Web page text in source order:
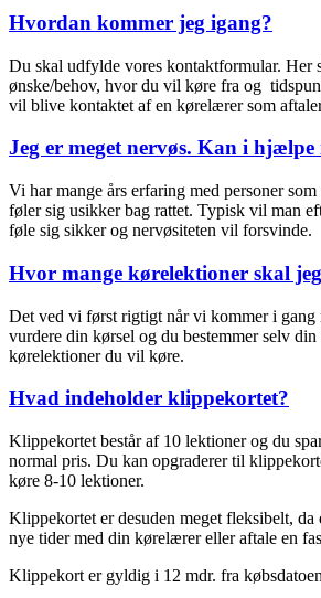
Hvordan kommer jeg igang?
Du skal udfylde vores kontaktformular. Her
ønske/behov, hvor du vil køre fra og
vil blive kontaktet af en kørelærer som
Jeg er meget nervøs. Kan i hjælpe
Vi har mange års erfaring med personer
føler sig usikker bag rattet. Typisk vil man
føle sig sikker og nervøsiteten vil forsvinde.
Hvor mange kørelektioner skal
Det ved vi først rigtigt når vi kommer i
vurdere din kørsel og du bestemmer selv
kørelektioner du vil køre.
Hvad indeholder klippekortet?
Klippekortet består af 10 lektioner og du
normal pris. Du kan opgraderer til
køre 8-10 lektioner.
Klippekortet er desuden meget fleksibelt, da
nye tider med din kørelærer eller aftale en
Klippekort er gyldig i 12 mdr. fra